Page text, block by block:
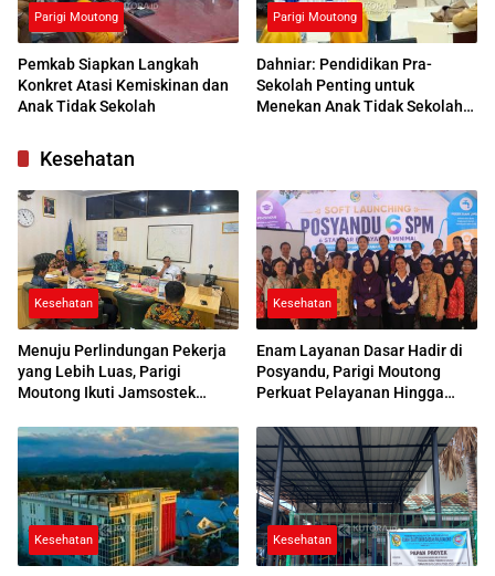
Parigi Moutong
Pemkab Siapkan Langkah
Konkret Atasi Kemiskinan dan
Anak Tidak Sekolah
Parigi Moutong
Dahniar: Pendidikan Pra-
Sekolah Penting untuk
Menekan Anak Tidak Sekolah
Kesehatan
Kesehatan
Menuju Perlindungan Pekerja
yang Lebih Luas, Parigi
Moutong Ikuti Jamsostek
Kesehatan
Enam Layanan Dasar Hadir di
Posyandu, Parigi Moutong
Perkuat Pelayanan Hingga
Kesehatan Kesehatan